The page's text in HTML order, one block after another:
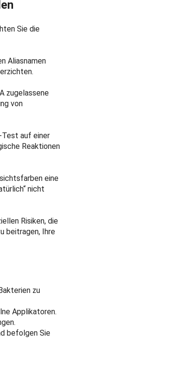
Sie die
Aliasnamen
zugelassene
von
Test auf einer
Reaktionen
eine
nicht
Risiken, die
beitragen, Ihre
zu
Applikatoren.
befolgen Sie